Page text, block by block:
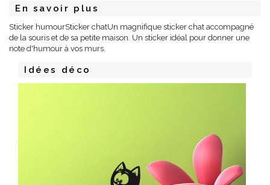
En savoir plus
Sticker humourSticker chatUn magnifique sticker chat accompagné
de la souris et de sa petite maison. Un sticker idéal pour donner une
note d'humour à vos murs.
Idées déco